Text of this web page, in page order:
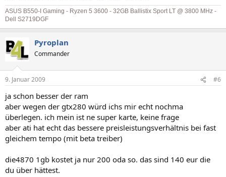
ASUS B550-I Gaming - Ryzen 5 3600 - 32GB Ballistix Sport LT @ 3800 MHz -
Dell S2719DGF
Pyroplan
Commander
9. Januar 2009 #6
ja schon besser der ram
aber wegen der gtx280 würd ichs mir echt nochma
überlegen. ich mein ist ne super karte, keine frage
aber ati hat echt das bessere preisleistungsverhältnis bei fast
gleichem tempo (mit beta treiber)
die4870 1gb kostet ja nur 200 oda so. das sind 140 eur die
du über hättest.